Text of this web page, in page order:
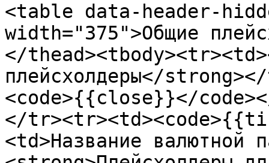
<table data-header-
width="375">Общие
</
плейсхолдеры</
<code>{{close}}</
</
<td>Название